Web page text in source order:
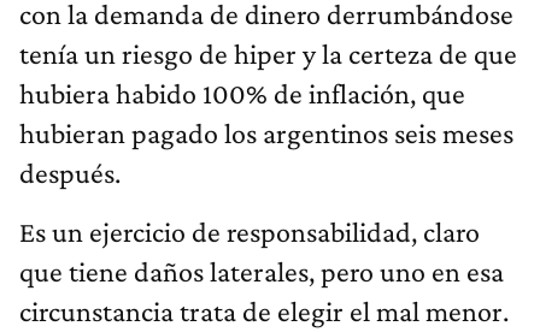
con la demanda de dinero derrumbándose
tenía un riesgo de hiper y la certeza de que
hubiera habido 100% de inflación, que
hubieran pagado los argentinos seis meses
después.
Es un ejercicio de responsabilidad, claro
que tiene daños laterales, pero uno en esa
circunstancia trata de elegir el mal menor.